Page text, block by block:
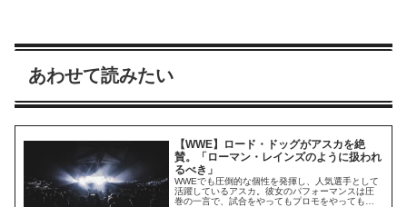
あわせて読みたい
【WWE】ロード・ドッグがアスカを絶
賛。「ローマン・レインズのように扱われ
るべき」
WWEでも圧倒的な個性を発揮し、人気選手として
活躍しているアスカ。彼女のパフォーマンスは圧
巻の一言で、試合をやってもプロモをやってもフ